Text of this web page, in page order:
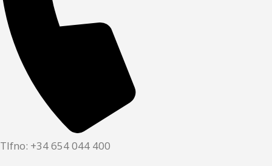
Tlfno: +34 654 044 400